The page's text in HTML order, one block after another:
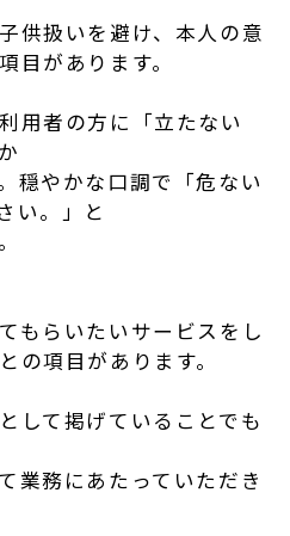
供扱いを避け、本人の意
があります。
用者の方に「立たない
穏やかな口調で「危ない
い。」と
もらいたいサービスをし
項目があります。
して掲げていることでも
業務にあたっていただき